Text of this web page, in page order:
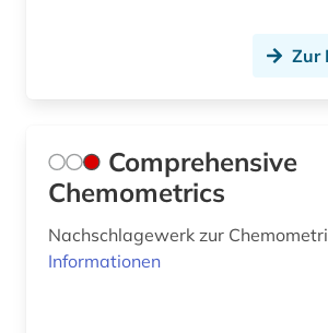
Zur
Comprehensive
Chemometrics
Nachschlagewerk zur
Informationen